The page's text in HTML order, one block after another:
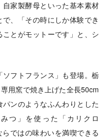
家製酵母といった基本素材
、「その時にしか体験でき
とがモットーです」と、シ
フトフランス」も登場。栃
用窯で焼き上げた全長50cm
ンのようなふんわりとした
つ」を使った「カリクロ
らではの味わいを満喫できる